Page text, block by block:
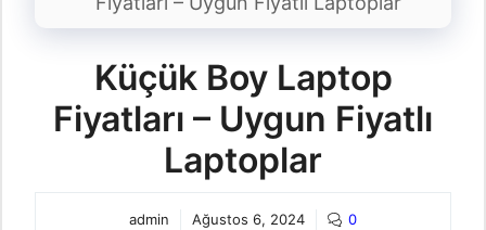
Küçük Boy Laptop
Fiyatları – Uygun Fiyatlı
Laptoplar
admin Ağustos 6, 2024 0